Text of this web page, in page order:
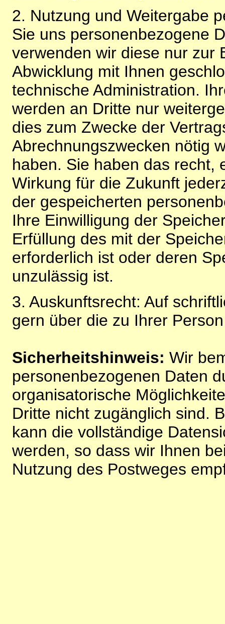
2. Nutzung und Weitergabe
Sie uns personenbezogene
verwenden wir diese nur zur
Abwicklung mit Ihnen
technische Administration.
werden an Dritte nur
dies zum Zwecke der
Abrechnungszwecken nötig
haben. Sie haben das recht,
Wirkung für die Zukunft
der gespeicherten
Ihre Einwilligung der
Erfüllung des mit der
erforderlich ist oder deren
unzulässig ist.
3. Auskunftsrecht: Auf
gern über die zu Ihrer
Sicherheitshinweis: Wir
personenbezogenen Daten
organisatorische
Dritte nicht zugänglich sind.
kann die vollständige
werden, so dass wir Ihnen
Nutzung des Postweges